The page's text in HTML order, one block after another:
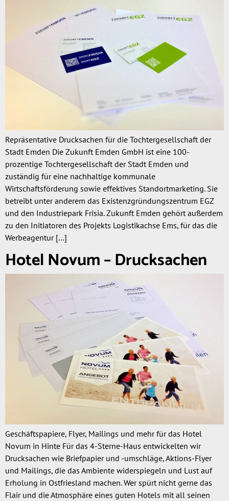
Repräsentative Drucksachen für die Tochtergesellschaft der
Stadt Emden Die Zukunft Emden GmbH ist eine 100-
prozentige Tochtergesellschaft der Stadt Emden und
zuständig für eine nachhaltige kommunale
Wirtschaftsförderung sowie effektives Standortmarketing. Sie
betreibt unter anderem das Existenzgründungszentrum EGZ
und den Industriepark Frisia. Zukunft Emden gehört außerdem
zu den Initiatoren des Projekts Logistikachse Ems, für das die
Werbeagentur […]
Hotel Novum – Drucksachen
Geschäftspapiere, Flyer, Mailings und mehr für das Hotel
Novum in Hinte Für das 4-Sterne-Haus entwickelten wir
Drucksachen wie Briefpapier und -umschläge, Aktions-Flyer
und Mailings, die das Ambiente widerspiegeln und Lust auf
Erholung in Ostfriesland machen. Wer spürt nicht gerne das
Flair und die Atmosphäre eines guten Hotels mit all seinen